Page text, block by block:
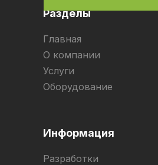
Разделы
Информация
Главная
О компании
Услуги
Оборудование
Разработки